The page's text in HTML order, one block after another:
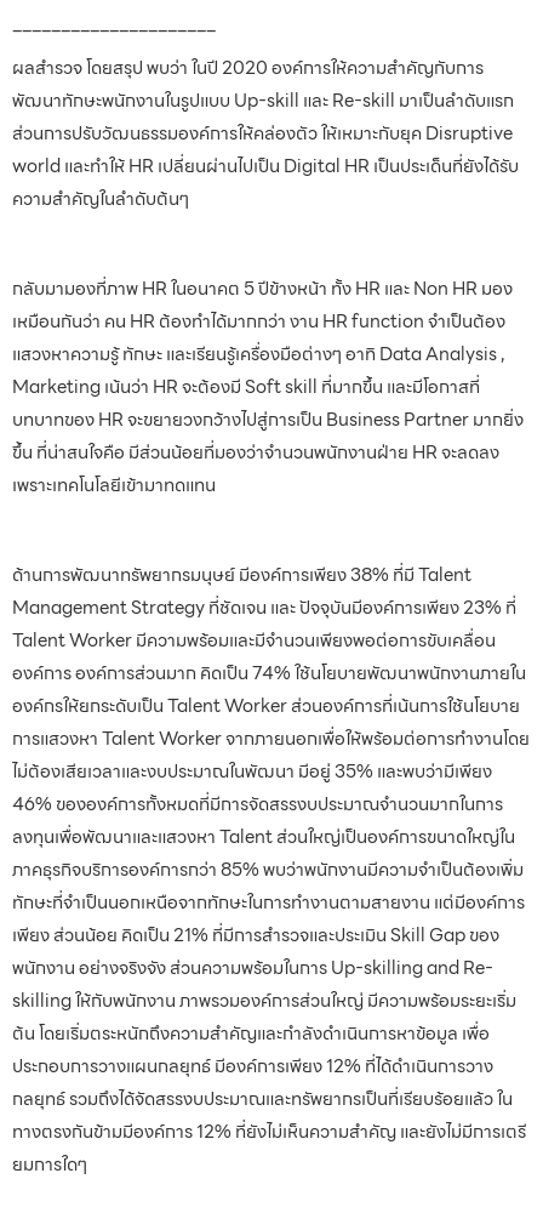
ผลสำรวจ โดยสรุป พบว่า ในปี 2020 องค์การให้ความสำคัญกับการ
พัฒนาทักษะพนักงานในรูปแบบ Up-skill และ Re-skill มาเป็นลำดับแรก
ส่วนการปรับวัฒนธรรมองค์การให้คล่องตัว ให้เหมาะกับยุค Disruptive
world และทำให้ HR เปลี่ยนผ่านไปเป็น Digital HR เป็นประเด็นที่ยังได้รับ
ความสำคัญในลำดับต้นๆ
กลับมามองที่ภาพ HR ในอนาคต 5 ปีข้างหน้า ทั้ง HR และ Non HR มอง
เหมือนกันว่า คน HR ต้องทำได้มากกว่า งาน HR function จำเป็นต้อง
แสวงหาความรู้ ทักษะ และเรียนรู้เครื่องมือต่างๆ อาทิ Data Analysis ,
Marketing เน้นว่า HR จะต้องมี Soft skill ที่มากขึ้น และมีโอกาสที่
บทบาทของ HR จะขยายวงกว้างไปสู่การเป็น Business Partner มากยิ่ง
ขึ้น ที่น่าสนใจคือ มีส่วนน้อยที่มองว่าจำนวนพนักงานฝ่าย HR จะลดลง
เพราะเทคโนโลยีเข้ามาทดแทน
ด้านการพัฒนาทรัพยากรมนุษย์ มีองค์การเพียง 38% ที่มี Talent
Management Strategy ที่ชัดเจน และ ปัจจุบันมีองค์การเพียง 23% ที่
Talent Worker มีความพร้อมและมีจำนวนเพียงพอต่อการขับเคลื่อน
องค์การ องค์การส่วนมาก คิดเป็น 74% ใช้นโยบายพัฒนาพนักงานภายใน
องค์กรให้ยกระดับเป็น Talent Worker ส่วนองค์การที่เน้นการใช้นโยบาย
การแสวงหา Talent Worker จากภายนอกเพื่อให้พร้อมต่อการทำงานโดย
ไม่ต้องเสียเวลาและงบประมาณในพัฒนา มีอยู่ 35% และพบว่ามีเพียง
46% ขององค์การทั้งหมดที่มีการจัดสรรงบประมาณจำนวนมากในการ
ลงทุนเพื่อพัฒนาและแสวงหา Talent ส่วนใหญ่เป็นองค์การขนาดใหญ่ใน
ภาคธุรกิจบริการองค์การกว่า 85% พบว่าพนักงานมีความจำเป็นต้องเพิ่ม
ทักษะที่จำเป็นนอกเหนือจากทักษะในการทำงานตามสายงาน แต่มีองค์การ
เพียง ส่วนน้อย คิดเป็น 21% ที่มีการสำรวจและประเมิน Skill Gap ของ
พนักงาน อย่างจริงจัง ส่วนความพร้อมในการ Up-skilling and Re-
skilling ให้กับพนักงาน ภาพรวมองค์การส่วนใหญ่ มีความพร้อมระยะเริ่ม
ต้น โดยเริ่มตระหนักถึงความสำคัญและกำลังดำเนินการหาข้อมูล เพื่อ
ประกอบการวางแผนกลยุทธ์ มีองค์การเพียง 12% ที่ได้ดำเนินการวาง
กลยุทธ์ รวมถึงได้จัดสรรงบประมาณและทรัพยากรเป็นที่เรียบร้อยแล้ว ใน
ทางตรงกันข้ามมีองค์การ 12% ที่ยังไม่เห็นความสำคัญ และยังไม่มีการเตรี
ยมการใดๆ